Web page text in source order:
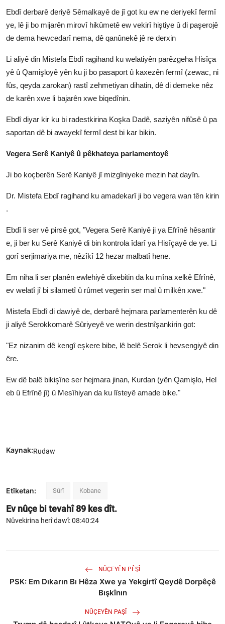
Ebdî derbarê deriyê Sêmalkayê de jî got ku ew ne deriyekî fermî
ye, lê ji bo mijarên mirovî hikûmetê ew vekirî hiştiye û di paşerojê
de dema hewcedarî nema, dê qanûnekê jê re derxin
Li aliyê din Mistefa Ebdî ragihand ku welatiyên parêzgeha Hisîça
yê û Qamişloyê yên ku ji bo pasaport û kaxezên fermî (zewac, ni
fûs, qeyda zarokan) rastî zehmetiyan dihatin, dê di demeke nêz
de karên xwe li bajarên xwe biqedînin.
Ebdî diyar kir ku bi radestkirina Koşka Dadê, saziyên nifûsê û pa
saportan dê bi awayekî fermî dest bi kar bikin.
Vegera Serê Kaniyê û pêkhateya parlamentoyê
Ji bo koçberên Serê Kaniyê jî mizgîniyeke mezin hat dayîn.
Dr. Mistefa Ebdî ragihand ku amadekarî ji bo vegera wan tên kirin
.
Ebdî li ser vê pirsê got, "Vegera Serê Kaniyê ji ya Efrînê hêsantir
e, ji ber ku Serê Kaniyê di bin kontrola îdarî ya Hisîçayê de ye. Li
gorî serjimariya me, nêzîkî 12 hezar malbatî hene.
Em niha li ser planên ewlehiyê dixebitin da ku mîna xelkê Efrînê,
ev welatî jî bi silametî û rûmet vegerin ser mal û milkên xwe."
Mistefa Ebdî di dawiyê de, derbarê hejmara parlamenterên ku dê
ji aliyê Serokkomarê Sûriyeyê ve werin destnîşankirin got:
"Ez nizanim dê kengî eşkere bibe, lê belê Serok li hevsengiyê din
êre.
Ew dê balê bikişîne ser hejmara jinan, Kurdan (yên Qamişlo, Hel
eb û Efrînê jî) û Mesîhiyan da ku lîsteyê amade bike."
Kaynak:Rudaw
Etîketan: Sûrî Kobane
Ev nûçe bi tevahî89 kes dît.
Nûvekirina herî dawî: 08:40:24
NÛÇEYÊN PÊŞÎ
PSK: Em Dıkarın Bı Hêza Xwe ya Yekgirtî Qeydê Dorpêçê
Bışkînın
NÛÇEYÊN PAŞÎ